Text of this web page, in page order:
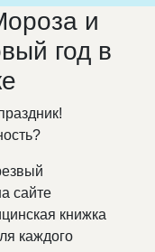
и
год в
сайте
книжка
каждого